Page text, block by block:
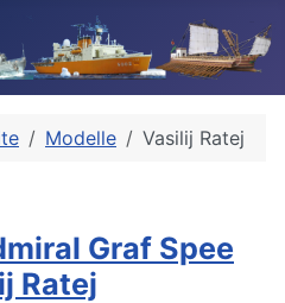
Modelle Vasilij Ratej
Graf Spee
Ratej